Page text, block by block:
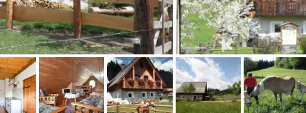
vom Hotelier, Oktober